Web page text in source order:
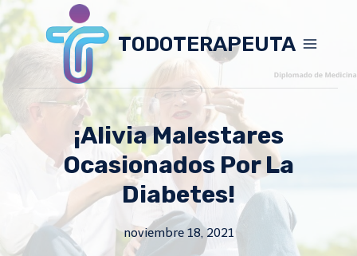
Skip
to
content
TODOTERAPEUTA
¡Alivia Malestares
Ocasionados Por La
Diabetes!
noviembre 18, 2021